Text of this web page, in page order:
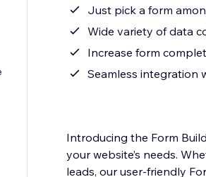
Just pick a form
Wide variety of data
Increase form
Seamless integration
Introducing the Form
your website’s needs.
leads, our user-friendly